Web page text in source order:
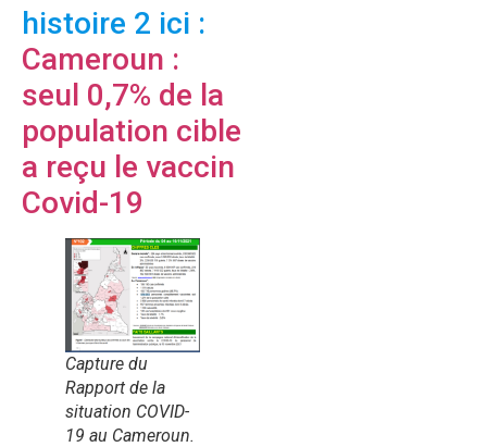
histoire 2 ici :
Cameroun :
seul 0,7% de la
population cible
a reçu le vaccin
Covid-19
Capture du
Rapport de la
situation COVID-
19 au Cameroun.